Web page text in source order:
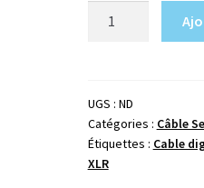
Mauve
-
AC
Power
UGS : ND
Catégories : Câble
Étiquettes : Cable
XLR